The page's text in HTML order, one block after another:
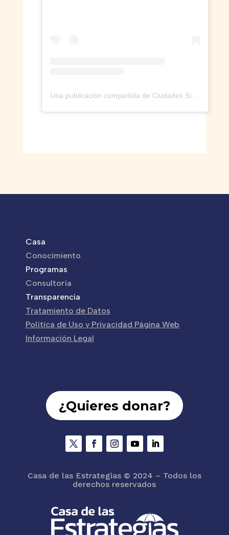
Casa
Conocimiento
Programas
Consultoría
Transparencia
Tratamiento de Datos
Política de Uso y Privacidad Página Web
Información Legal
¿Quieres donar?
Casa de las Estrategias © 2024 – Todos los
derechos reservados